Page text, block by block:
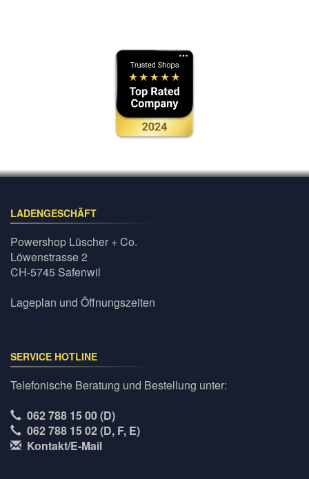
LADENGESCHÄFT
Powershop Lüscher + Co.
Löwenstrasse 2
CH-5745 Safenwil
Lageplan und Öffnungszeiten
SERVICE HOTLINE
Telefonische Beratung und Bestellung unter:
062 788 15 00 (D)
062 788 15 02 (D, F, E)
Kontakt/E-Mail